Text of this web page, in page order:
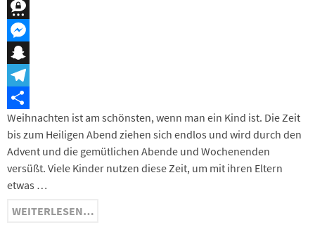
XING
Threema
Messenger
Snapchat
Telegram
Teilen
Weihnachten ist am schönsten, wenn man ein Kind ist. Die Zeit
bis zum Heiligen Abend ziehen sich endlos und wird durch den
Advent und die gemütlichen Abende und Wochenenden
versüßt. Viele Kinder nutzen diese Zeit, um mit ihren Eltern
etwas …
WEITERLESEN…